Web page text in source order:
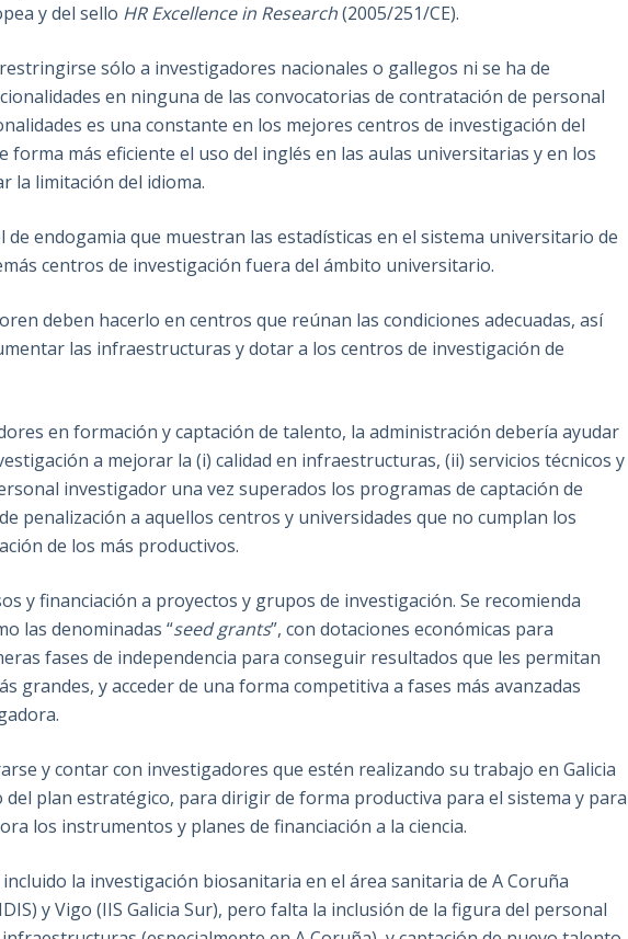
y del sello HR Excellence in Research(2005/251/CE).
sólo a investigadores nacionales o gallegos ni se ha de
en ninguna de las convocatorias de contratación de personal
es una constante en los mejores centros de investigación del
forma más eficiente el uso del inglés en las aulas universitarias y en los
la limitación del idioma.
de endogamia que muestran las estadísticas en el sistema universitario de
centros de investigación fuera del ámbito universitario.
deben hacerlo en centros que reúnan las condiciones adecuadas, así
las infraestructuras y dotar a los centros de investigación de
en formación y captación de talento, la administración debería ayudar
a mejorar la (i) calidad en infraestructuras, (ii) servicios técnicos y
investigador una vez superados los programas de captación de
penalización a aquellos centros y universidades que no cumplan los
de los más productivos.
y financiación a proyectos y grupos de investigación. Se recomienda
las denominadas “seed grants”, con dotaciones económicas para
fases de independencia para conseguir resultados que les permitan
grandes, y acceder de una forma competitiva a fases más avanzadas
y contar con investigadores que estén realizando su trabajo en Galicia
del plan estratégico, para dirigir de forma productiva para el sistema y para
los instrumentos y planes de financiación a la ciencia.
la investigación biosanitaria en el área sanitaria de A Coruña
y Vigo (IIS Galicia Sur), pero falta la inclusión de la figura del personal